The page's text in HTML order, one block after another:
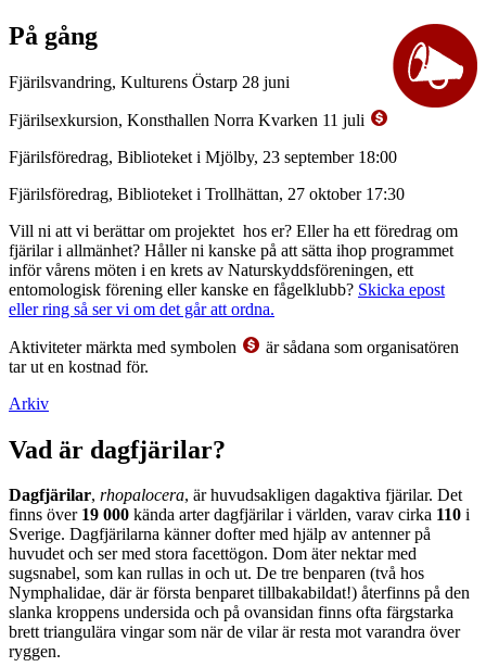
På gång
Fjärilsvandring, Kulturens Östarp 28 juni
Fjärilsexkursion, Konsthallen Norra Kvarken 11 juli
Fjärilsföredrag, Biblioteket i Mjölby, 23 september 18:00
Fjärilsföredrag, Biblioteket i Trollhättan, 27 oktober 17:30
Vill ni att vi berättar om projektet hos er? Eller ha ett föredrag om
fjärilar i allmänhet? Håller ni kanske på att sätta ihop programmet
inför vårens möten i en krets av Naturskyddsföreningen, ett
entomologisk förening eller kanske en fågelklubb? Skicka epost
eller ring så ser vi om det går att ordna.
Aktiviteter märkta med symbolen
är sådana som organisatören
tar ut en kostnad för.
Arkiv
Vad är dagfjärilar?
Dagfjärilar, rhopalocera, är huvudsakligen dagaktiva fjärilar. Det
finns över 19 000 kända arter dagfjärilar i världen, varav cirka 110 i
Sverige. Dagfjärilarna känner dofter med hjälp av antenner på
huvudet och ser med stora facettögon. Dom äter nektar med
sugsnabel, som kan rullas in och ut. De tre benparen (två hos
Nymphalidae, där är första benparet tillbakabildat!) återfinns på den
slanka kroppens undersida och på ovansidan finns ofta färgstarka
brett triangulära vingar som när de vilar är resta mot varandra över
ryggen.